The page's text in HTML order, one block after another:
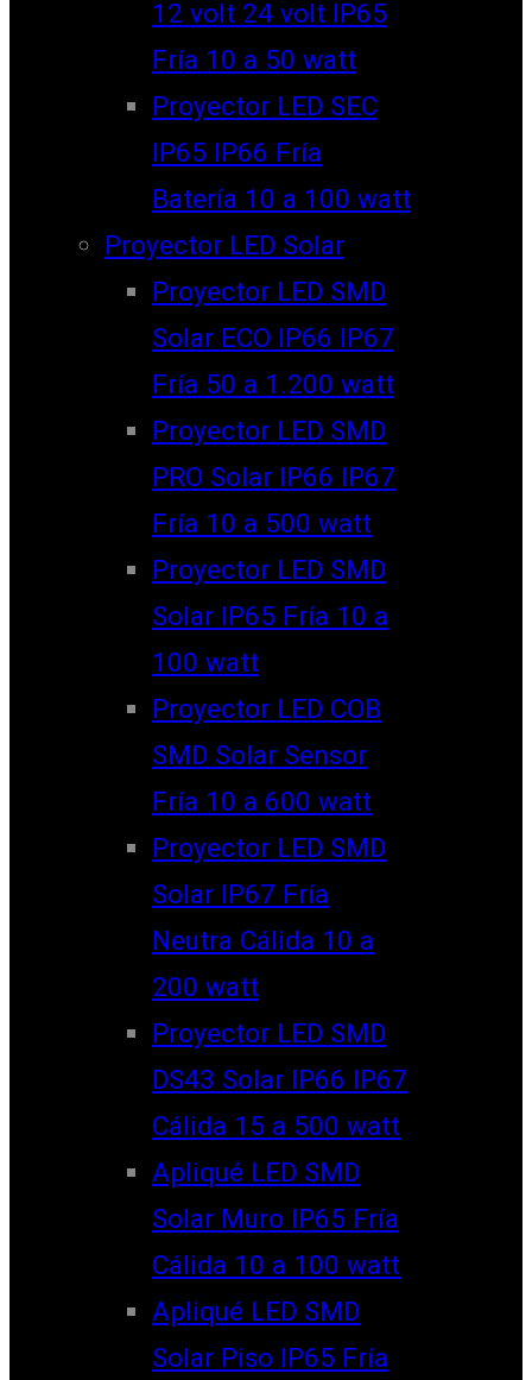
12 volt 24 volt IP65
Fría 10 a 50 watt
Proyector LED SEC
IP65 IP66 Fría
Batería 10 a 100 watt
Proyector LED Solar
Proyector LED SMD
Solar ECO IP66 IP67
Fría 50 a 1.200 watt
Proyector LED SMD
PRO Solar IP66 IP67
Fría 10 a 500 watt
Proyector LED SMD
Solar IP65 Fría 10 a
100 watt
Proyector LED COB
SMD Solar Sensor
Fría 10 a 600 watt
Proyector LED SMD
Solar IP67 Fría
Neutra Cálida 10 a
200 watt
Proyector LED SMD
DS43 Solar IP66 IP67
Cálida 15 a 500 watt
Apliqué LED SMD
Solar Muro IP65 Fría
Cálida 10 a 100 watt
Apliqué LED SMD
Solar Piso IP65 Fría